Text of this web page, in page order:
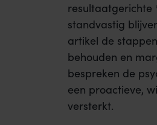
standvastig
artikel de
behouden en
bespreken de
een proactieve,
versterkt.